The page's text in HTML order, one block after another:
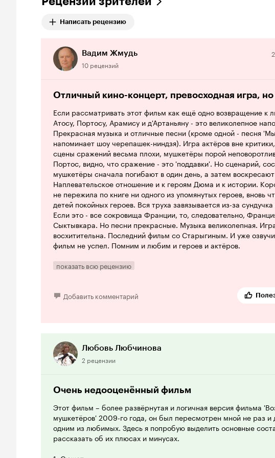
Написать рецензию
Вадим Жмудь
10 рецензий
Отличный кино-концерт, превосходная игра,
Если рассматривать этот фильм как ещё одно возвращение к
Атосу, Портосу, Арамису и д'Артаньяну - это великолепное
Прекрасная музыка и отличные песни (кроме одной - песня
напоминает шоу черепашек-ниндзя). Игра актёров вне
сцены сражений весьма плохи, мушкетёры порой
Портос, видно, что сражение - это 'поддавки'. Но сценарий,
мушкетёры сначала погибают в один день, а затем
Наплевательское отношение и к героям Дюма и к истории.
не пережила по книге ни одного из упомянутых героев, вновь
детей покойных героев. Вся труха завязывается из-за
Если это - все сокровища Франции, то, следовательно,
Сыктывкара. Но песни прекрасные. Музыка великолепная.
восхитительна. Последний фильм со Старыгиным. И уже
фильм не успел. Помним и любим и героев и актёров.
показать всю рецензию
Добавить комментарий
Любовь Любчинова
2 рецензии
Очень недооценённый фильм
Этот фильм – более развёрнутая и логичная версия фильма
мушкетёров' 2009-го года, он был пересмотрен мной не раз и
одним из любимых. Здесь я попробую выделить основные
рассказать об их плюсах и минусах.